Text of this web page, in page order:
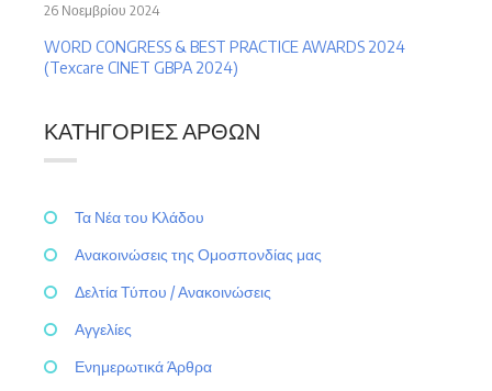
WORD CONGRESS & BEST PRACTICE AWARDS 2024
(Texcare CINET GBPA 2024)
26 Νοεμβρίου 2024
ΚΑΤΗΓΟΡΊΕΣ ΆΡΘΩΝ
Τα Νέα του Κλάδου
Ανακοινώσεις της Ομοσπονδίας μας
Δελτία Τύπου / Ανακοινώσεις
Αγγελίες
Ενημερωτικά Άρθρα